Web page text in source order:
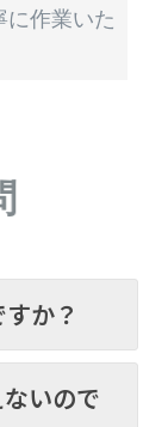
作業いた
か？
いので